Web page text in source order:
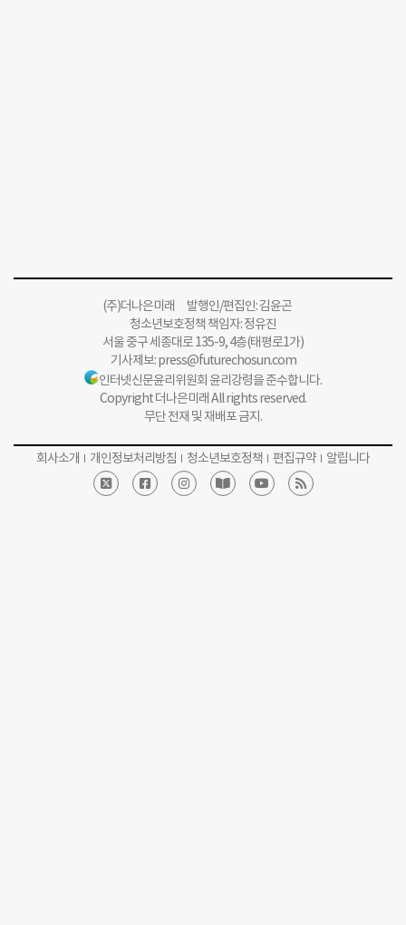
(주)더나은미래 발행인/편집인: 김윤곤
청소년보호정책 책임자: 정유진
서울 중구 세종대로 135-9, 4층(태평로1가)
기사제보:press@futurechosun.com
인터넷신문윤리위원회 윤리강령을 준수합니다.
Copyright 더나은미래 All rights reserved.
무단 전재 및 재배포 금지.
회사소개 개인정보처리방침 청소년보호정책 편집규약 알립니다